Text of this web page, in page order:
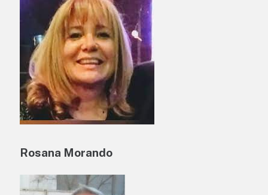
Rosana Morando